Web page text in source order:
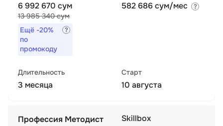
6 992 670 сум
13 985 340 сум
Ещё -20%
по
промокоду
582 686 сум/мес
Длительность
3 месяца
Старт
10 августа
Профессия Методист
Skillbox